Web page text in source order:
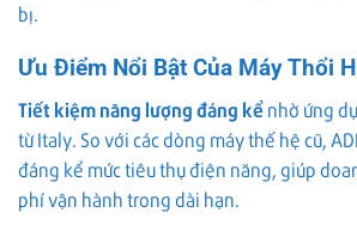
bị.
Ưu Điểm Nổi Bật Của Máy Thổi
Tiết kiệm năng lượng đáng kểnhờ ứng
từ Italy. So với các dòng máy thế hệ cũ,
đáng kể mức tiêu thụ điện năng, giúp
phí vận hành trong dài hạn.